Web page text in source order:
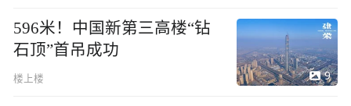
596米！中国新第三高楼“钻
石顶”首吊成功
楼上楼 9